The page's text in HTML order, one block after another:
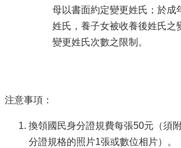
母以書面約定變更姓氏；於成
姓氏，養子女被收養後姓氏之
變更姓氏次數之限制。
注意事項：
換領國民身分證規費每張50元（須
分證規格的照片1張或數位相片）。